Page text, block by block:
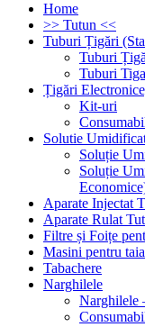
Home
>> Tutun <<
Tuburi Țigări
Tuburi
Tuburi
Țigări
Kit-uri
Solutie
Soluție
Soluție
Aparate Injectat
Aparate Rulat
Filtre și Foițe
Masini pentru
Tabachere
Narghilele
Narghilele